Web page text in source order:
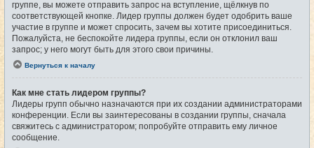
группе, вы можете отправить запрос на вступление, щёлкнув по
соответствующей кнопке. Лидер группы должен будет одобрить ваше
участие в группе и может спросить, зачем вы хотите присоединиться.
Пожалуйста, не беспокойте лидера группы, если он отклонил ваш
запрос; у него могут быть для этого свои причины.
Вернуться к началу
Как мне стать лидером группы?
Лидеры групп обычно назначаются при их создании администраторами
конференции. Если вы заинтересованы в создании группы, сначала
свяжитесь с администратором; попробуйте отправить ему личное
сообщение.